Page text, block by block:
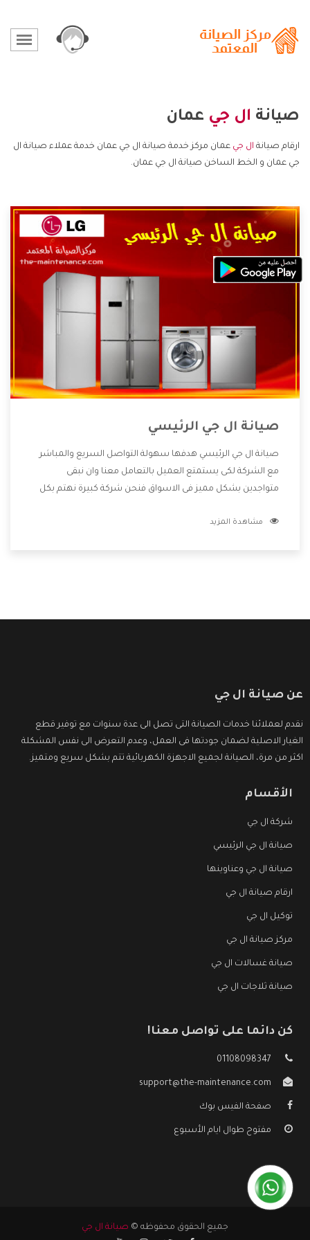
صيانة ال جي عمان
ارقام صيانة ال جي عمان مركز خدمة صيانة ال جي عمان خدمة عملاء صيانة ال
جي عمان و الخط الساخن صيانة ال جي عمان.
صيانة ال جي الرئيسي
صيانة ال جي الرئيسي هدفها سهولة التواصل السريع والمباشر
مع الشركة لكى يستمتع العميل بالتعامل معنا وان نبقى
متواجدين بشكل مميز فى الاسواق فنحن شركة كبيرة نهتم بكل
الشركة بها والتى تكون منها خدمة الصيانة التى تكون من أهم
مشاهدة المزيد
عن صيانة ال جي
نقدم لعملائنا خدمات الصيانة التى تصل الى عدة سنوات مع توفير قطع
الغيار الاصلية لضمان جودتها فى العمل، وعدم التعرض الى نفس المشكلة
اكثر من مرة، الصيانة لجميع الاجهزة الكهربائية تتم بشكل سريع ومتميز.
الأقسام
شركة ال جي
صيانة ال جي الرئيسي
صيانة ال جي وعناوينها
ارقام صيانة ال جي
توكيل ال جي
مركز صيانة ال جي
صيانة غسالات ال جي
صيانة ثلاجات ال جي
كن دائما على تواصل معنا!
01108098347
support@the-maintenance.com
صفحة الفيس بوك
مفتوح طوال ايام الأسبوع
جميع الحقوق محفوظه © صيانة ال جي